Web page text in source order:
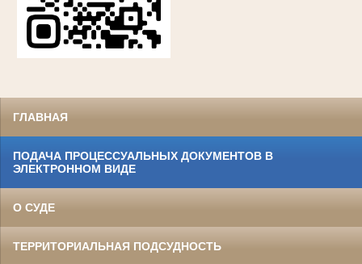
ГЛАВНАЯ
ПОДАЧА ПРОЦЕССУАЛЬНЫХ ДОКУМЕНТОВ В
ЭЛЕКТРОННОМ ВИДЕ
О СУДЕ
ТЕРРИТОРИАЛЬНАЯ ПОДСУДНОСТЬ